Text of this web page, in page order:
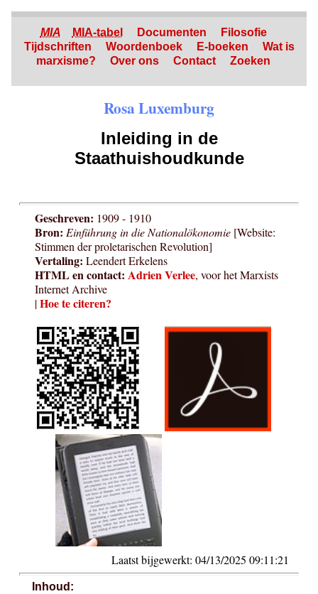
MIA MIA-tabel Documenten
Filosofie
Tijdschriften
Woordenboek E-boeken
Wat is
marxisme?
Over ons Contact Zoeken
Rosa Luxemburg
Inleiding in de
Staathuishoudkunde
Geschreven: 1909 - 1910
Bron: Einführung in die Nationalökonomie [Website:
Stimmen der proletarischen Revolution]
Vertaling: Leendert Erkelens
HTML en contact: Adrien Verlee, voor het Marxists
Internet Archive
|Hoe te citeren?
Laatst bijgewerkt: 04/13/2025 09:11:21
Inhoud: